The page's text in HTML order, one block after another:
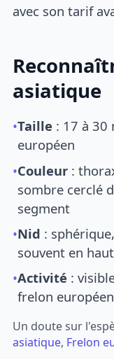
avec son tarif
asiatique
•Taille : 17 à 30
européen
•Couleur :
sombre cerclé
segment
•Nid :
souvent en
•Activité :
frelon
Un doute sur
asiatique, Frelon